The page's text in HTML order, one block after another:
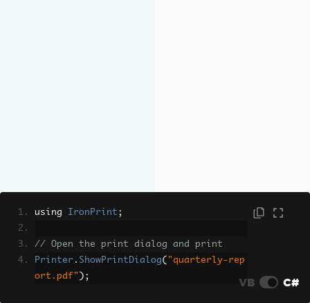
using IronPrint ;
// Open the print dialog and print
Printer . ShowPrintDialog( "quarterly-rep
ort.pdf" ); VB C#